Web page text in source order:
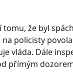
že byl
policisty
vláda. Dále
přímým